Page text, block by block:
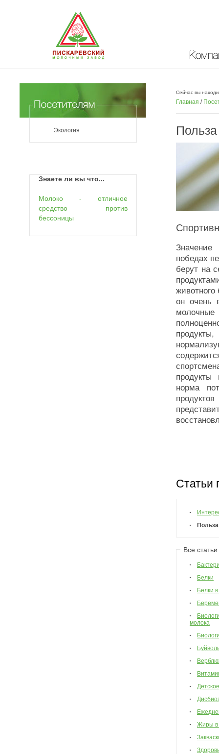
Экология
Знаете ли вы что...
Молоко - отличное
средство против
бессоницы
Сейчас вы
Главная /
Значение
победах
берут на
животного
он очень
молочные
продукты
норма
Статьи
Все
Белки
Белки
молока
Жиры в